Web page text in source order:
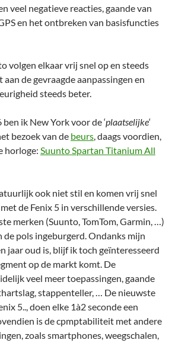
veel negatieve reacties, gaande van
en het ontbreken van basisfuncties
volgen elkaar vrij snel op en steeds
de gevraagde aanpassingen en
steeds beter.
ik New York voor de ‘plaatselijke‘
bezoek van de beurs, daags voordien,
horloge: Suunto Spartan Titanium All
ook niet stil en komen vrij snel
de Fenix 5 in verschillende versies.
merken (Suunto, TomTom, Garmin, …)
de pols ingeburgerd. Ondanks mijn
jaar oud is, blijf ik toch geïnteresseerd
op de markt komt. De
veel meer toepassingen, gaande
stappenteller, … De nieuwste
5.., doen elke 1à2 seconde een
is de cpmptabiliteit met andere
zoals smartphones, weegschalen,